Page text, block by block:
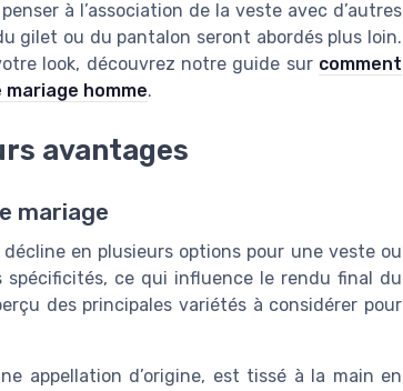
à l’association de la veste avec d’autres
gilet ou du pantalon seront abordés plus loin.
look, découvrez notre guide sur comment
homme.
avantages
mariage
en plusieurs options pour une veste ou
spécificités, ce qui influence le rendu final du
des principales variétés à considérer pour
appellation d’origine, est tissé à la main en